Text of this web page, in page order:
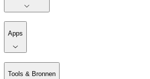
Apps
Tools & Bronnen